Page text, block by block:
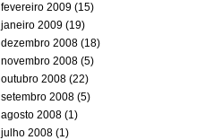
fevereiro 2009 (15)
janeiro 2009 (19)
dezembro 2008 (18)
novembro 2008 (5)
outubro 2008 (22)
setembro 2008 (5)
agosto 2008 (1)
julho 2008 (1)